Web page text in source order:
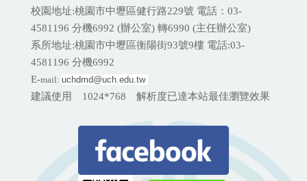
校園地址:桃園市中壢區健行路229號 電話：03-
4581196 分機6992 (辦公室) 轉6990 (主任辦公室)
系所地址:桃園市中壢區衡陽街93號9樓 電話:03-
4581196 分機6992
E-mail: uchdmd@uch.edu.tw
建議使用 1024*768 解析度已達本站最佳瀏覽效果